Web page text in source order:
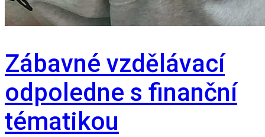
Zábavné vzdělávací
odpoledne s finanční
tématikou